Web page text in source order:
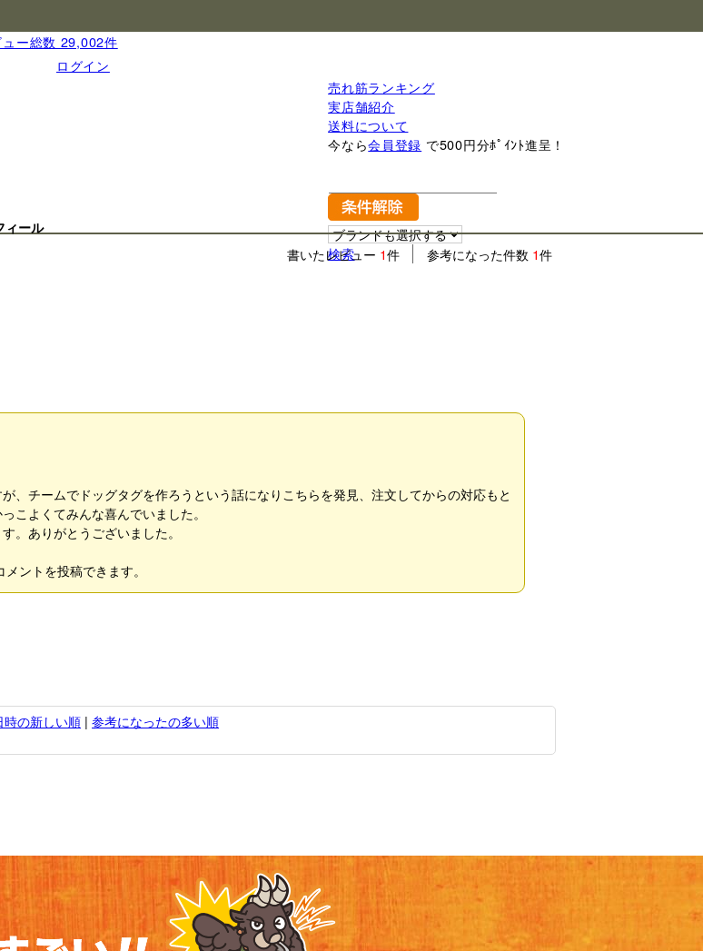
ュー総数 29,002件
ログイン
売れ筋ランキング
実店舗紹介
送料について
今なら会員登録 で500円分ﾎﾟｲﾝﾄ進呈！
検索
ィール
書いたレビュー 1件 参考になった件数 1件
、チームでドッグタグを作ろうという話になりこちらを発見、注文してからの対応もと
こよくてみんな喜んでいました。
。ありがとうございました。
ントを投稿できます。
時の新しい順 | 参考になったの多い順